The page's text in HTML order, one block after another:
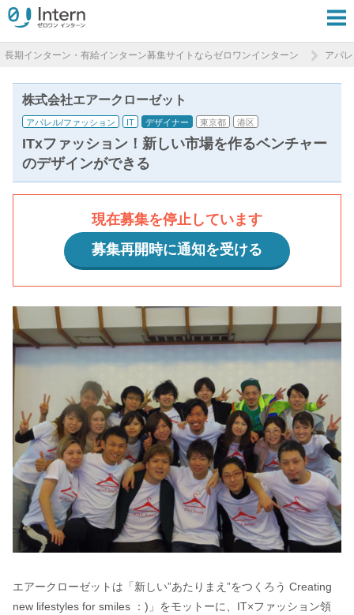
長期インターン・有給インターン募集サイトならゼロワンインターン アパ
株式会社エアークローゼット
アパレル/ファッション IT デザイナー 東京都 港区
ITxファッション！新しい市場を作るベンチャー
のデザインができる
現在募集を停止しています
募集再開時に通知を受ける
エアークローゼットは「新しい”あたりまえ”をつくろう Creating
new lifestyles for smiles ：)」をモットーに、IT×ファッション領